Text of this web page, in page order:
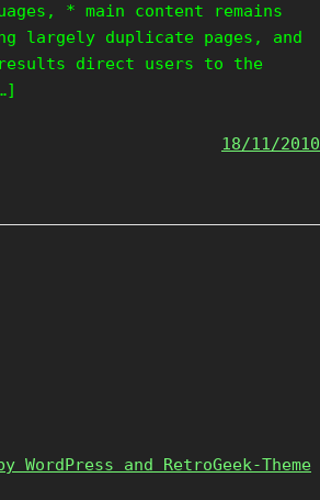
* main content remains
largely duplicate pages, and
results direct users to the
18/11/2010
WordPress and RetroGeek-Theme